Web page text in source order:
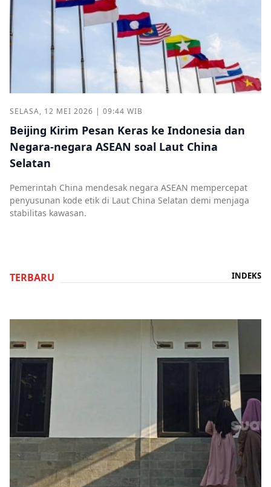
SELASA, 12 MEI 2026 | 09:44 WIB
Beijing Kirim Pesan Keras ke Indonesia dan
Negara-negara ASEAN soal Laut China
Selatan
Pemerintah China mendesak negara ASEAN mempercepat
penyusunan kode etik di Laut China Selatan demi menjaga
stabilitas kawasan.
TERBARU INDEKS